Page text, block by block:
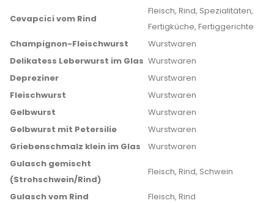
Cevapcici vom Rind
Fleisch, Rind, Spezialitäten,
Fertigküche, Fertiggerichte
Champignon-Fleischwurst
Wurstwaren
Delikatess Leberwurst im Glas Wurstwaren
Depreziner
Wurstwaren
Fleischwurst
Wurstwaren
Gelbwurst
Wurstwaren
Gelbwurst mit Petersilie
Wurstwaren
Griebenschmalz klein im Glas
Wurstwaren
Gulasch gemischt
(Strohschwein/Rind)
Fleisch, Rind, Schwein
Gulasch vom Rind Fleisch, Rind